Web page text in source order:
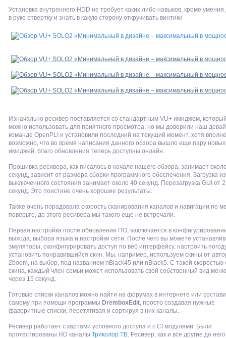
Установка внутреннего HDD не требует каких либо навыков, кроме
в руке отвертку и знать в какую сторону откручивать винтики
Изначально ресивер поставляется со стандартным VU+ имиджем,
можно использовать для приятного просмотра, но мы доверили наш
команде OpenPLI и установили последний на текущий момент, хотя вполне
возможно, что во время написания данного обзора вышло еще пару новых
имиджей, благо обновления теперь доступны онлайн.
Прошивка ресивера, как писалось в начале нашего обзора, занимает
секунд, зависит от размера сборки программного обеспечения. Загрузка из
выключенного состояния занимает около 40 секунд. Перезагрузка GUI от
секунд. Это поистине очень хорошие результаты.
Также очень порадовала скорость сканирования каналов и навигации по
поверьте, до этого ресивера мы такого еще не встречали.
Первая настройка после обновления ПО, заключается в
выхода, выбора языка и настройки сети. После чего вы можете
эмуляторы, сконфигурировать доступ по веб интерфейсу, настроить
установить понравившийся скин. Мы, например, используем скины от
2boom, на выбор, под названием nBlack45 или nBlack5. С такой
скина, каждый член семьи может использовать свой собственный вид
через 15 секунд.
Готовые списки каналов можно найти на форумах в интернете или
самому при помощи программы DremboxEdit, просто создавая нужные
фаворитные списки, перетягивая и сортируя в них каналы.
Ресивер работает с картами условного доступа и с CI модулями. Были
протестированы HD каналы Триколор ТВ. Ресивер, как и все другие до